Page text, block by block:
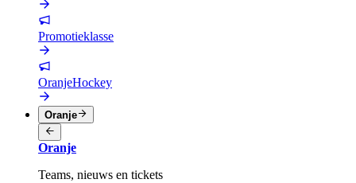
Promotieklasse
OranjeHockey
Oranje
Oranje
Teams, nieuws en tickets